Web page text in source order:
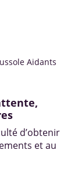
Aidants
d’obtenir
et au